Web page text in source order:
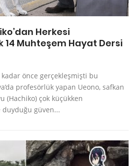
Herkesi
14 Muhteşem Hayat Dersi
kadar önce gerçekleşmişti bu
profesörlük yapan Ueono, safkan
(Hachiko) çok küçükken
güven...